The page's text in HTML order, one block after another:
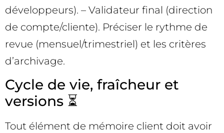
développeurs). – Validateur final (direction
de compte/cliente). Préciser le rythme de
revue (mensuel/trimestriel) et les critères
d’archivage.
Cycle de vie, fraîcheur et
versions ⏳
Tout élément de mémoire client doit avoir